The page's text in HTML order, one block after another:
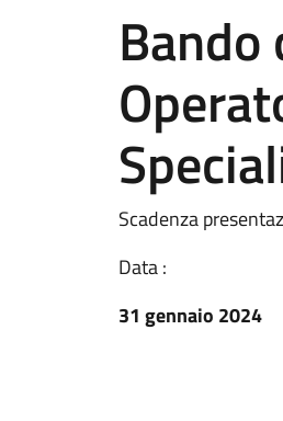
Scadenza
Data :
31 gennaio 2024